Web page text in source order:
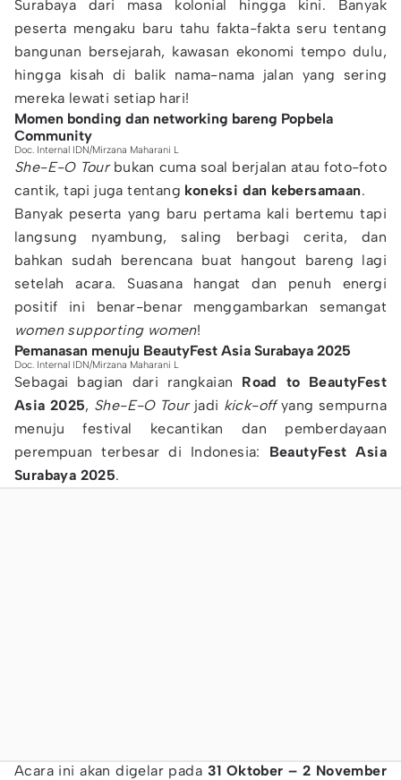
Surabaya dari masa kolonial hingga kini. Banyak
peserta mengaku baru tahu fakta-fakta seru tentang
bangunan bersejarah, kawasan ekonomi tempo dulu,
hingga kisah di balik nama-nama jalan yang sering
mereka lewati setiap hari!
Momen bonding dan networking bareng Popbela
Community
Doc. Internal IDN/Mirzana Maharani L
She-E-O Tourbukan cuma soal berjalan atau foto-foto
cantik, tapi juga tentang koneksi dan kebersamaan.
Banyak peserta yang baru pertama kali bertemu tapi
langsung nyambung, saling berbagi cerita, dan
bahkan sudah berencana buat hangout bareng lagi
setelah acara. Suasana hangat dan penuh energi
positif ini benar-benar menggambarkan semangat
women supporting women!
Pemanasan menuju BeautyFest Asia Surabaya 2025
Doc. Internal IDN/Mirzana Maharani L
Sebagai bagian dari rangkaian Road to BeautyFest
Asia 2025, She-E-O Tourjadi kick-offyang sempurna
menuju festival kecantikan dan pemberdayaan
perempuan terbesar di Indonesia: BeautyFest Asia
Surabaya 2025.
Acara ini akan digelar pada 31 Oktober – 2 November